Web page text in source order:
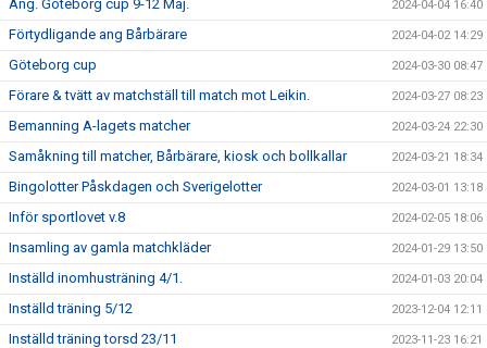
Ang. Göteborg cup 9-12 Maj. 2024-04-04 16:40
Förtydligande ang Bårbärare 2024-04-02 14:29
Göteborg cup 2024-03-30 08:47
Förare & tvätt av matchställ till match mot Leikin. 2024-03-27 08:23
Bemanning A-lagets matcher 2024-03-24 22:30
Samåkning till matcher, Bårbärare, kiosk och bollkallar 2024-03-21 18:34
Bingolotter Påskdagen och Sverigelotter 2024-03-01 13:18
Inför sportlovet v.8 2024-02-05 18:06
Insamling av gamla matchkläder 2024-01-29 13:50
Inställd inomhusträning 4/1. 2024-01-03 20:04
Inställd träning 5/12 2023-12-04 12:11
Inställd träning torsd 23/11 2023-11-23 16:21